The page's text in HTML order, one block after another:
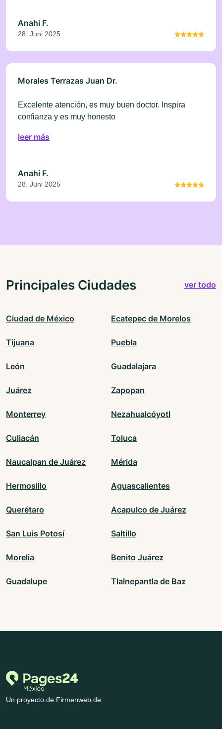
Anahi F.
28. Juni 2025
Morales Terrazas Juan Dr.
Excelente atención, es muy buen doctor. Inspira
confianza y es muy honesto
leer más
Anahi F.
28. Juni 2025
Principales Ciudades ver todo
Ciudad de México Ecatepec de Morelos
Tijuana Puebla
León Guadalajara
Juárez Zapopan
Monterrey Nezahualcóyotl
Culiacán Toluca
Naucalpan de Juárez Mérida
Hermosillo Aguascalientes
Querétaro Acapulco de Juárez
San Luis Potosí Saltillo
Morelia Benito Juárez
Guadalupe Tlalnepantla de Baz
Un proyecto de Firmenweb.de